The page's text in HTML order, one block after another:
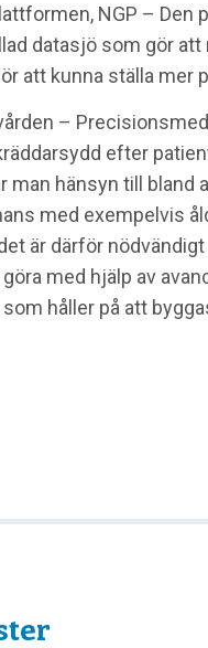
NGP –
datasjö som gör
att kunna ställa mer
–
efter
man hänsyn till bland
med exempelvis
är därför
med hjälp av
håller på att